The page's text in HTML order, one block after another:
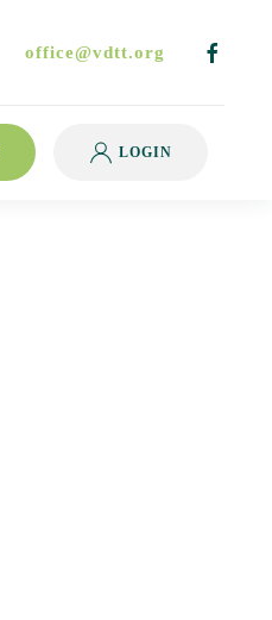
office@vdtt.org
LOGIN